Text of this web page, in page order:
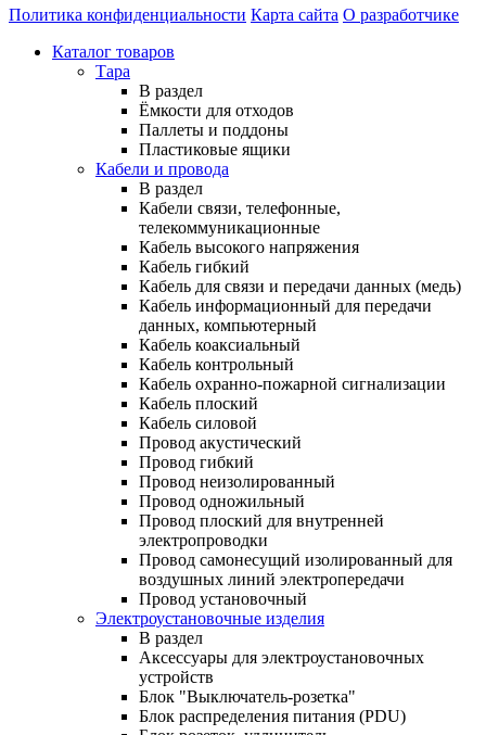
Политика конфиденциальности Карта сайта О разработчике
Каталог товаров
Тара
В раздел
Ёмкости для отходов
Паллеты и поддоны
Пластиковые ящики
Кабели и провода
В раздел
Кабели связи, телефонные,
телекоммуникационные
Кабель высокого напряжения
Кабель гибкий
Кабель для связи и передачи данных (медь)
Кабель информационный для передачи
данных, компьютерный
Кабель коаксиальный
Кабель контрольный
Кабель охранно-пожарной сигнализации
Кабель плоский
Кабель силовой
Провод акустический
Провод гибкий
Провод неизолированный
Провод одножильный
Провод плоский для внутренней
электропроводки
Провод самонесущий изолированный для
воздушных линий электропередачи
Провод установочный
Электроустановочные изделия
В раздел
Аксессуары для электроустановочных
устройств
Блок "Выключатель-розетка"
Блок распределения питания (PDU)